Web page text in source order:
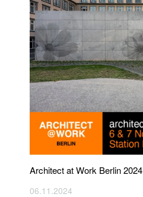
Architect at Work Berlin 2024
06.11.2024